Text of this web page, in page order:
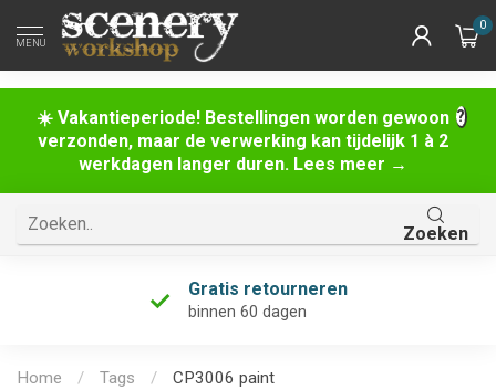
☀️ Vakantieperiode! Bestellingen worden gewoon
verzonden, maar de verwerking kan tijdelijk 1 à 2
werkdagen langer duren. Lees meer →
MENU
0
Zoeken
Gratis retourneren
binnen 60 dagen
Home / Tags / CP3006 paint